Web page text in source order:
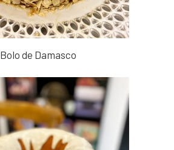
Bolo de Damasco